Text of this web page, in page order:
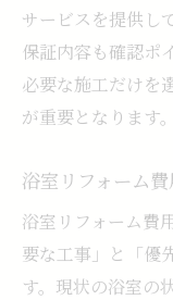
サービスを提供し
保証内容も確認ポ
必要な施工だけを
が重要となります。
浴室リフォーム
浴室リフォーム費
要な工事」と「優
す。現状の浴室の